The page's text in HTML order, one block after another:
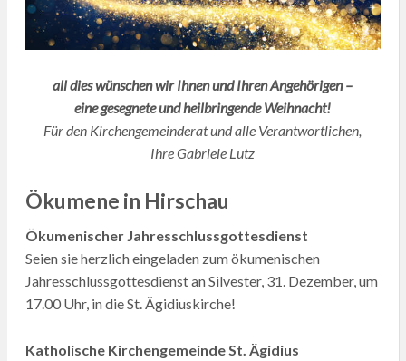
all dies wünschen wir Ihnen und Ihren Angehörigen –
eine gesegnete und heilbringende Weihnacht!
Für den Kirchengemeinderat und alle Verantwortlichen,
Ihre Gabriele Lutz
Ökumene in Hirschau
Ökumenischer Jahresschlussgottesdienst
Seien sie herzlich eingeladen zum ökumenischen
Jahresschlussgottesdienst an Silvester, 31. Dezember, um
17.00 Uhr, in die St. Ägidiuskirche!
Katholische Kirchengemeinde St. Ägidius